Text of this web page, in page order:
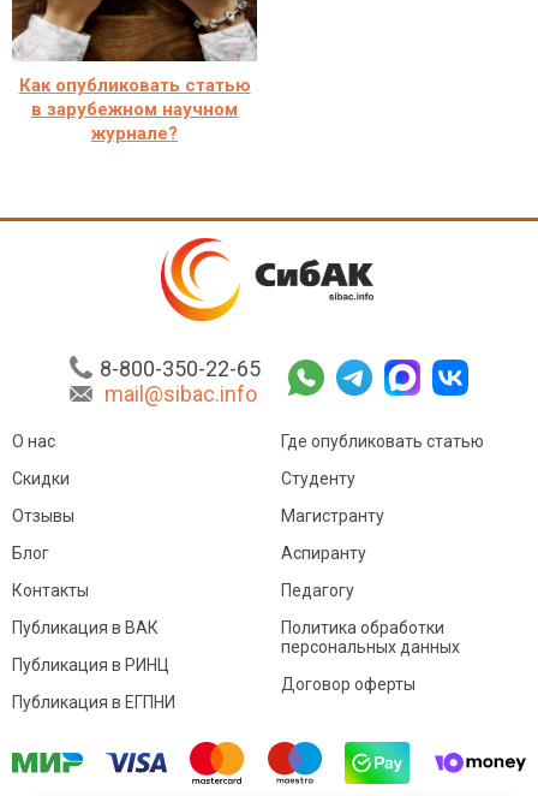
Как опубликовать статью
в зарубежном научном
журнале?
8-800-350-22-65
mail@sibac.info
О нас
Скидки
Отзывы
Блог
Контакты
Где опубликовать статью
Студенту
Магистранту
Аспиранту
Педагогу
Публикация в ВАК
Публикация в РИНЦ
Публикация в ЕГПНИ
Политика обработки
персональных данных
Договор оферты